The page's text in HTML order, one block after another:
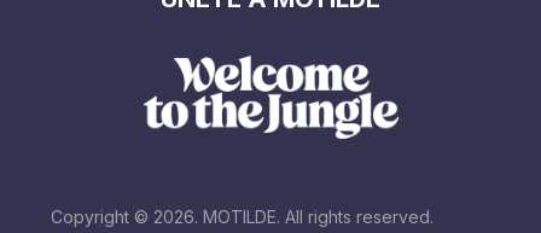
Copyright © 2026. MOTILDE. All rights reserved.